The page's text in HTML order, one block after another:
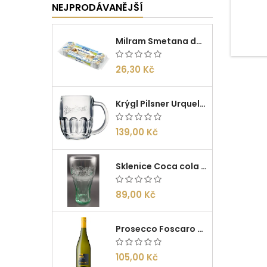
NEJPRODÁVANĚJŠÍ
Milram Smetana do kávy Irish Cream 14g/10ks
26,30 Kč
Krýgl Pilsner Urquell 0,5l
139,00 Kč
Sklenice Coca cola 0,27l
89,00 Kč
Prosecco Foscaro Frizzante DOC 0,75l
105,00 Kč